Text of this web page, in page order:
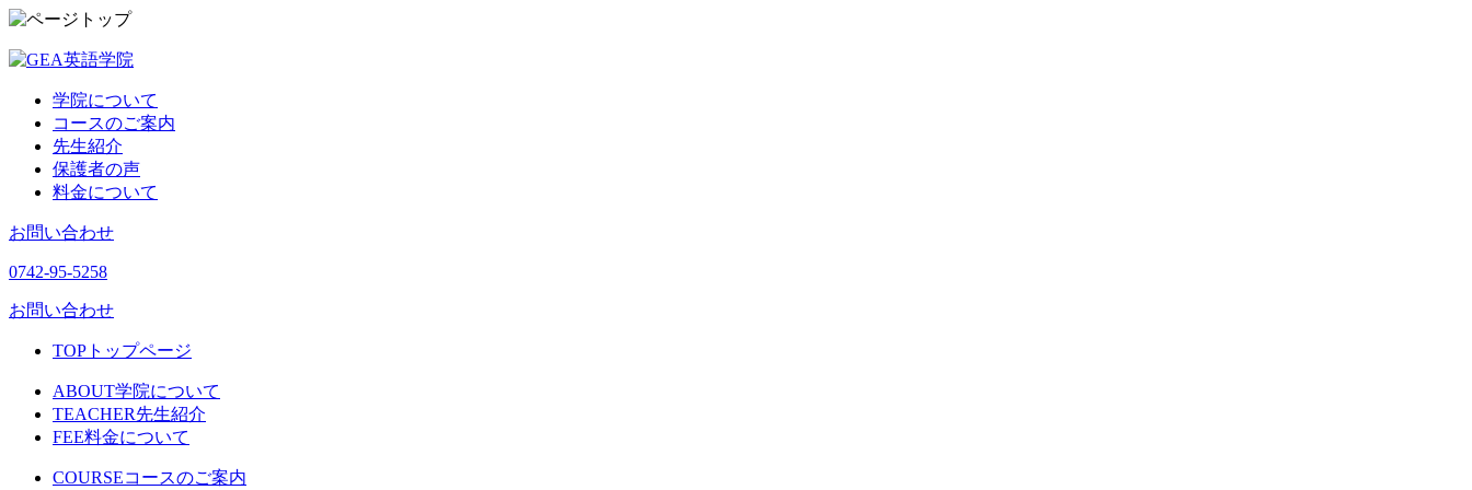
学院について
コースのご案内
先生紹介
保護者の声
料金について
お問い合わせ
0742-95-5258
お問い合わせ
TOP トップページ
ABOUT学院について
TEACHER先生紹介
FEE料金について
COURSEコースのご案内